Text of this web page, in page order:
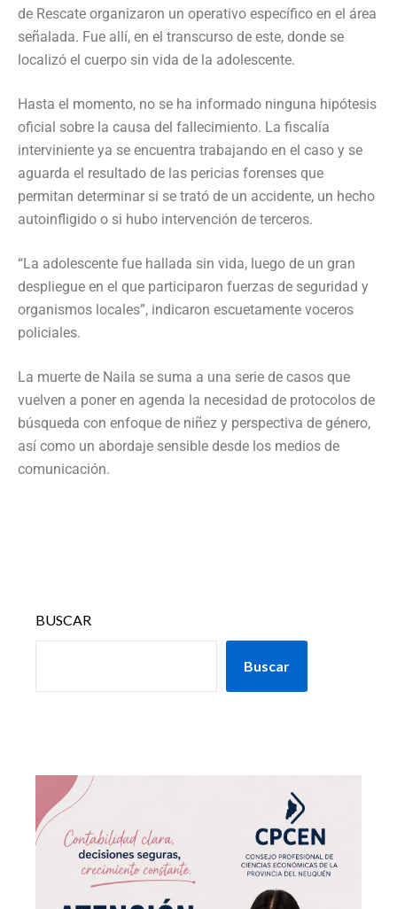
de Rescate organizaron un operativo específico en el área
señalada. Fue allí, en el transcurso de este, donde se
localizó el cuerpo sin vida de la adolescente.
Hasta el momento, no se ha informado ninguna hipótesis
oficial sobre la causa del fallecimiento. La fiscalía
interviniente ya se encuentra trabajando en el caso y se
aguarda el resultado de las pericias forenses que
permitan determinar si se trató de un accidente, un hecho
autoinfligido o si hubo intervención de terceros.
“La adolescente fue hallada sin vida, luego de un gran
despliegue en el que participaron fuerzas de seguridad y
organismos locales”, indicaron escuetamente voceros
policiales.
La muerte de Naila se suma a una serie de casos que
vuelven a poner en agenda la necesidad de protocolos de
búsqueda con enfoque de niñez y perspectiva de género,
así como un abordaje sensible desde los medios de
comunicación.
BUSCAR
Buscar